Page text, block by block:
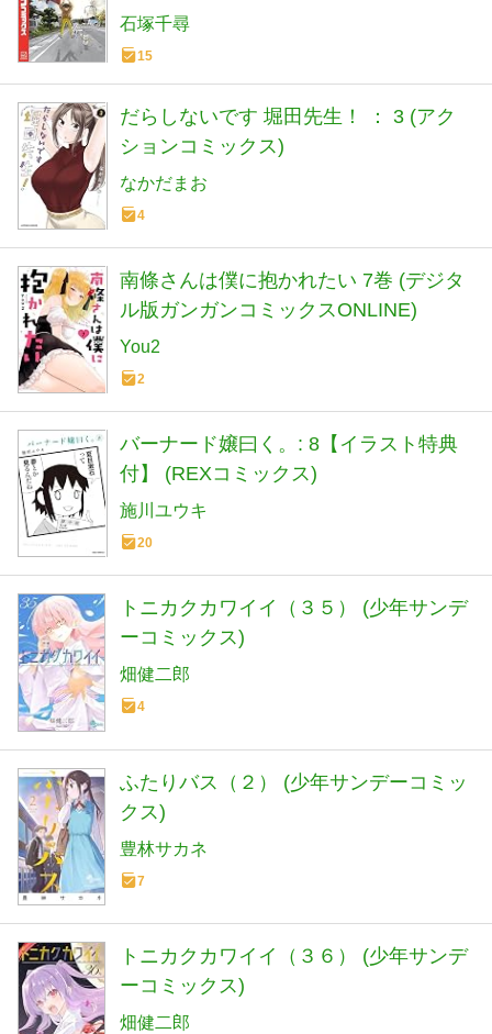
石塚千尋
15
だらしないです 堀田先生！ ： 3 (アク
ションコミックス)
なかだまお
4
南條さんは僕に抱かれたい 7巻 (デジタ
ル版ガンガンコミックスONLINE)
You2
2
バーナード嬢曰く。: 8【イラスト特典
付】 (REXコミックス)
施川ユウキ
20
トニカクカワイイ（３５） (少年サンデ
ーコミックス)
畑健二郎
4
ふたりバス（２） (少年サンデーコミッ
クス)
豊林サカネ
7
トニカクカワイイ（３６） (少年サンデ
ーコミックス)
畑健二郎